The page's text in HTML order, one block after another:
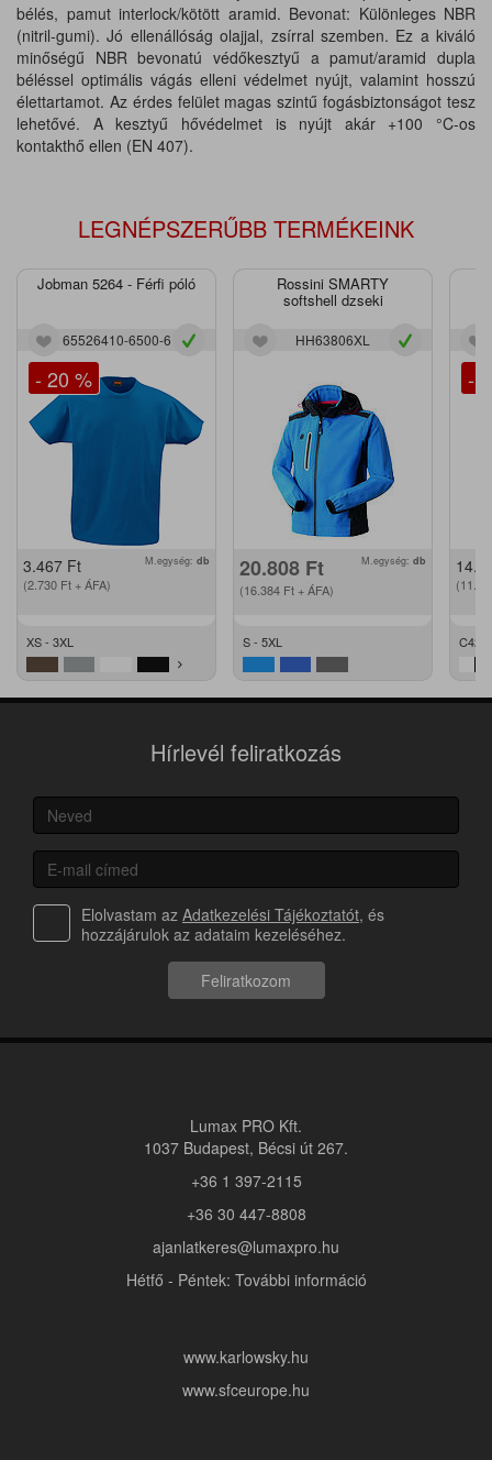
bélés, pamut interlock/kötött aramid. Bevonat: Különleges NBR
(nitril-gumi). Jó ellenállóság olajjal, zsírral szemben. Ez a kiváló
minőségű NBR bevonatú védőkesztyű a pamut/aramid dupla
béléssel optimális vágás elleni védelmet nyújt, valamint hosszú
élettartamot. Az érdes felület magas szintű fogásbiztonságot tesz
lehetővé. A kesztyű hővédelmet is nyújt akár +100 °C-os
kontakthő ellen (EN 407).
LEGNÉPSZERŰBB TERMÉKEINK
Jobman 5264 - Férfi póló
65526410-6500-6
- 20 %
3.467 Ft
(2.730 Ft + ÁFA)
M.egység: db
XS - 3XL
Rossini SMARTY
softshell dzseki
HH63806XL
20.808 Ft
(16.384 Ft + ÁFA)
M.egység: db
S - 5XL
-
C42 -
Hírlevél feliratkozás
Elolvastam az Adatkezelési Tájékoztatót, és
hozzájárulok az adataim kezeléséhez.
Feliratkozom
Lumax PRO Kft.
1037 Budapest, Bécsi út 267.
+36 1 397-2115
+36 30 447-8808
ajanlatkeres@lumaxpro.hu
Hétfő - Péntek: További információ
www.karlowsky.hu
www.sfceurope.hu